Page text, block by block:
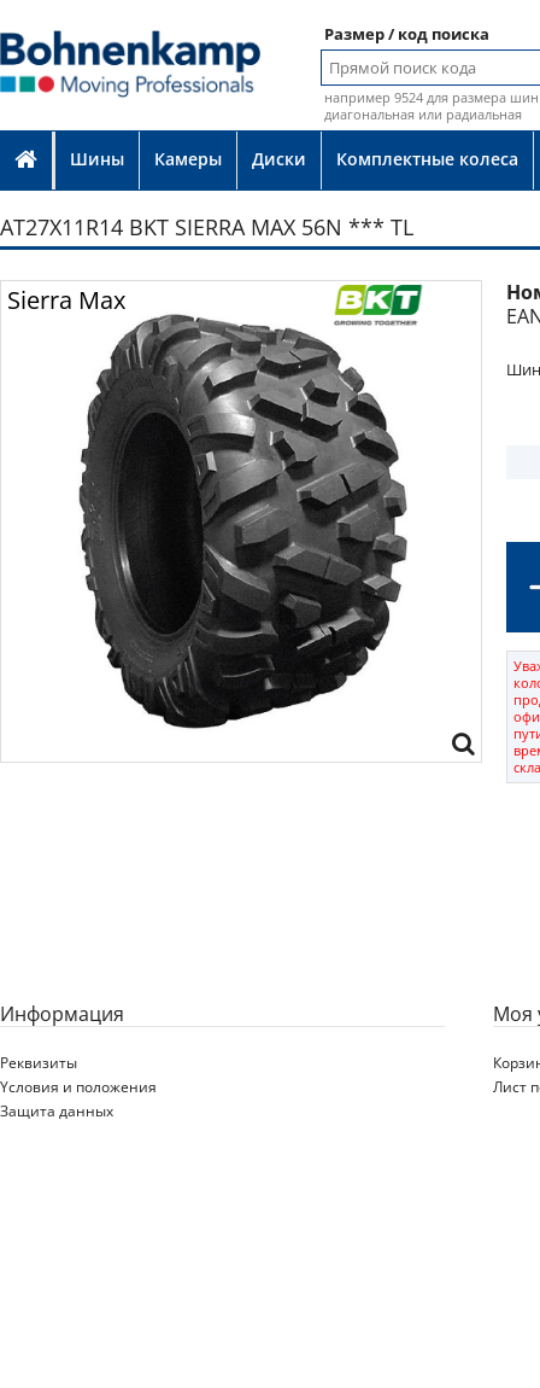
Размер / код поиска
например 9524 для размера шин
диагональная или радиальная
Шины Камеры Диски Комплектные колеса
AT27X11R14 BKT SIERRA MAX 56N *** TL
Sierra Max
Информация
Реквизиты
Yсловия и положения
Защита данных
Моя
Лист